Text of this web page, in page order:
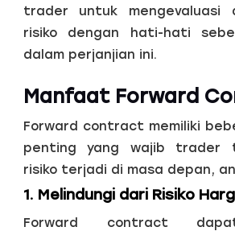
trader untuk mengevaluasi
risiko dengan hati-hati
dalam perjanjian ini.
Manfaat Forward
Forward contract memiliki
penting yang wajib trader
risiko terjadi di masa depan,
1. Melindungi dari Risiko
Forward contract